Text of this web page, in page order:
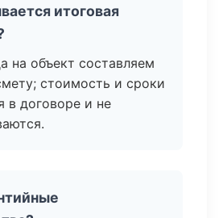
итоговая
на объект составляем
стоимость и сроки
в договоре и не